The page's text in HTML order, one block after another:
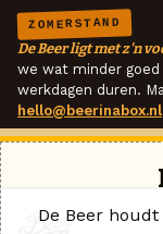
ZOMERSTAND
De Beer ligt met z'n
we wat minder goed
werkdagen duren.
hello@beerinabox.nl
De Beer